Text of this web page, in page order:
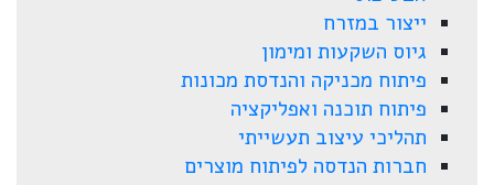
ייצור במזרח
גיוס השקעות ומימון
פיתוח מכניקה והנדסת מכונות
פיתוח תוכנה ואפליקציה
תהליכי עיצוב תעשייתי
חברות הנדסה לפיתוח מוצרים